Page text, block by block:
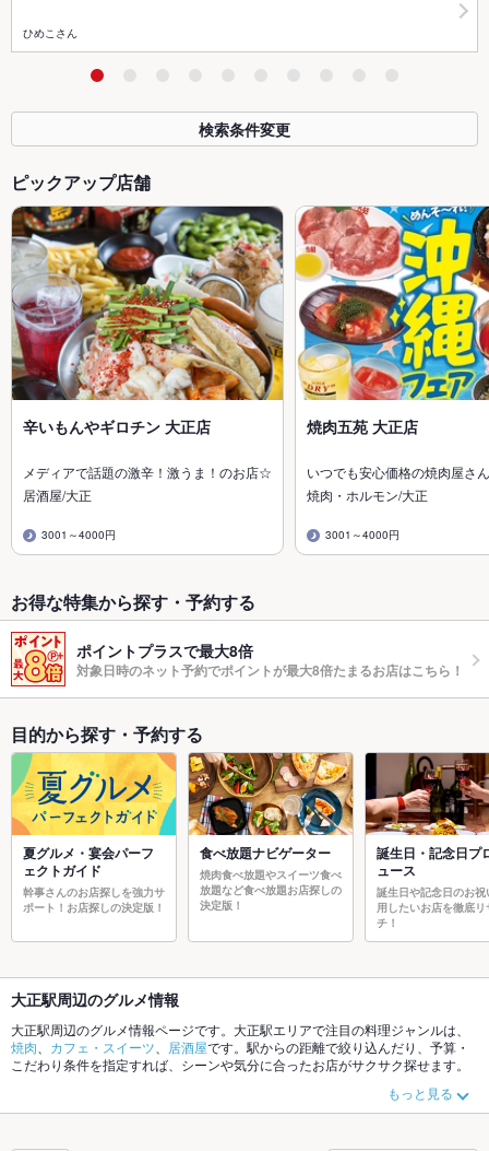
ひめこさん
検索条件変更
ピックアップ店舗
辛いもんやギロチン 大正店
メディアで話題の激辛！激うま！のお店☆
居酒屋/大正
3001～4000円
焼肉五苑 大正店
いつでも安心価格の焼肉屋さ
焼肉・ホルモン/大正
3001～4000円
お得な特集から探す・予約する
ポイントプラスで最大8倍
対象日時のネット予約でポイントが最大8倍たまるお店はこちら！
目的から探す・予約する
夏グルメ・宴会パーフ
ェクトガイド
幹事さんのお店探しを強力サ
ポート！お店探しの決定版！
食べ放題ナビゲーター
焼肉食べ放題やスイーツ食べ
放題など食べ放題お店探しの
決定版！
誕生日・記念日プ
ュース
誕生日や記念日のお祝
用したいお店を徹底リ
チ！
大正駅周辺のグルメ情報
大正駅周辺のグルメ情報ページです。大正駅エリアで注目の料理ジャンルは、
焼肉
カフェ・スイーツ 居酒屋です。駅からの距離で絞り込んだり、予算・
こだわり条件を指定すれば、シーンや気分に合ったお店がサクサク探せます。
もチェックしてみてください。ホットペッパーグルメなら、お得なクーポ
ンはもちろん、こだわりメニュー肉じゃがや季節のおすすめ料理など、お店の
もっと見る